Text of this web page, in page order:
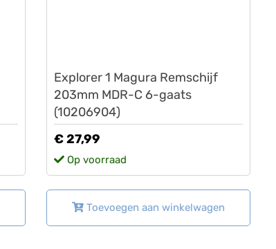
Explorer 1 Magura Remschijf
203mm MDR-C 6-gaats
(10206904)
€ 27,99
Op voorraad
Toevoegen aan winkelwagen